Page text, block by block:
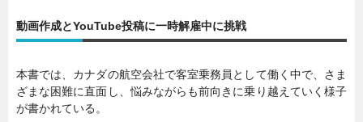
動画作成とYouTube投稿に一時解雇中に挑戦
本書では、カナダの航空会社で客室乗務員として働く中で、さま
ざまな困難に直面し、悩みながらも前向きに乗り越えていく様子
が書かれている。